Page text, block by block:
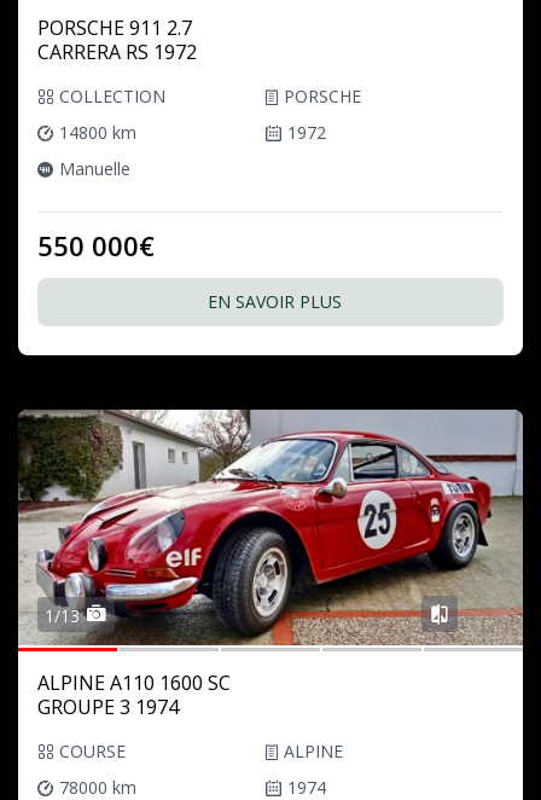
PORSCHE 911 2.7
CARRERA RS 1972
COLLECTION
PORSCHE
14800 km
1972
Manuelle
550 000€
EN SAVOIR PLUS
1/13
ALPINE A110 1600 SC
GROUPE 3 1974
COURSE
ALPINE
78000 km
1974